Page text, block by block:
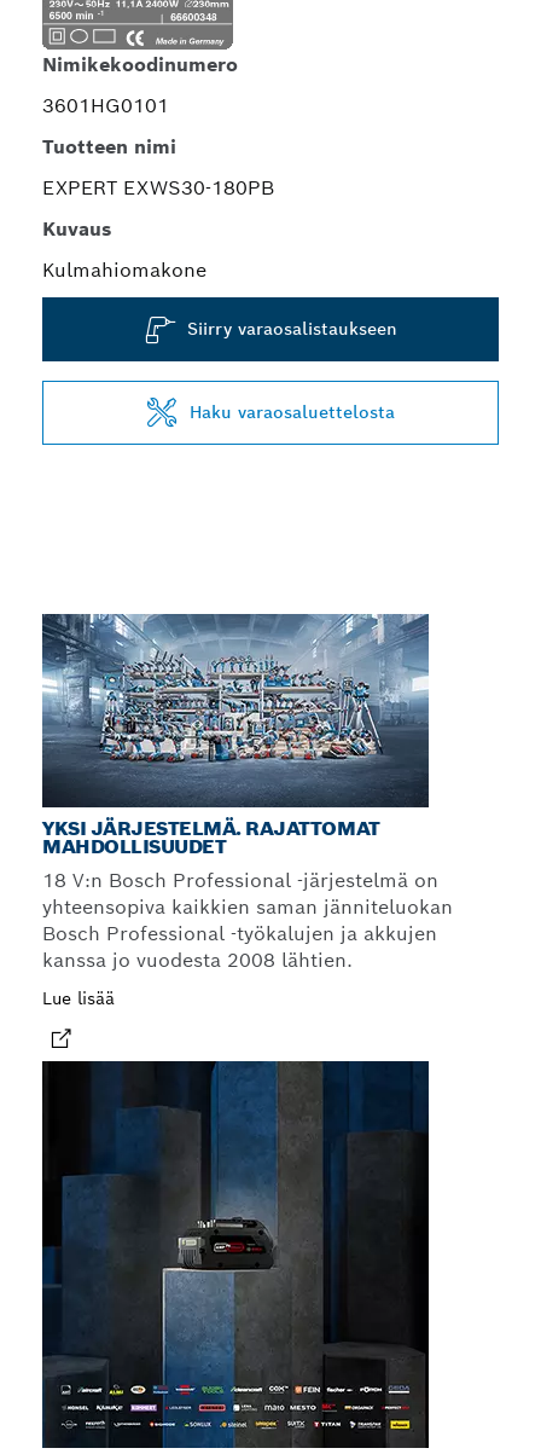
Nimikekoodinumero
3601HG0101
Tuotteen nimi
EXPERT EXWS30-180PB
Kuvaus
Kulmahiomakone
Siirry varaosalistaukseen
Haku varaosaluettelosta
YKSI JÄRJESTELMÄ. RAJATTOMAT
MAHDOLLISUUDET
18 V:n Bosch Professional -järjestelmä on
yhteensopiva kaikkien saman jänniteluokan
Bosch Professional -työkalujen ja akkujen
kanssa jo vuodesta 2008 lähtien.
Lue lisää